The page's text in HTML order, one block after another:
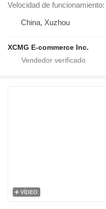
Velocidad de funcionamiento
China, Xuzhou
XCMG E-commerce Inc.
VÍDEO